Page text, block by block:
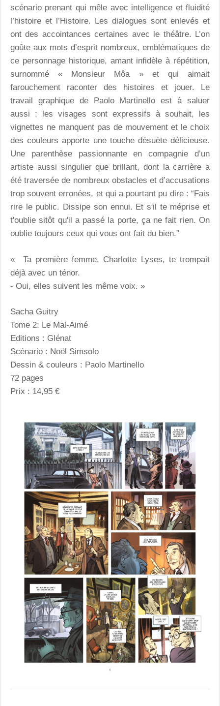
scénario prenant qui mêle avec intelligence et fluidité
l’histoire et l’Histoire. Les dialogues sont enlevés et
ont des accointances certaines avec le théâtre. L’on
goûte aux mots d’esprit nombreux, emblématiques de
ce personnage historique, amant infidèle à répétition,
surnommé « Monsieur Môa » et qui aimait
farouchement raconter des histoires et jouer. Le
travail graphique de Paolo Martinello est à saluer
aussi ; les visages sont expressifs à souhait, les
vignettes ne manquent pas de mouvement et le choix
des couleurs apporte une touche désuète délicieuse.
Une parenthèse passionnante en compagnie d’un
artiste aussi singulier que brillant, dont la carrière a
été traversée de nombreux obstacles et d’accusations
trop souvent erronées, et qui a pourtant pu dire : “Fais
rire le public. Dissipe son ennui. Et s'il te méprise et
t'oublie sitôt qu'il a passé la porte, ça ne fait rien. On
oublie toujours ceux qui vous ont fait du bien.”
« Ta première femme, Charlotte Lyses, te trompait
déjà avec un ténor.
- Oui, elles suivent les même voix. »
Sacha Guitry
Tome 2: Le Mal-Aimé
Editions : Glénat
Scénario : Noël Simsolo
Dessin & couleurs : Paolo Martinello
72 pages
Prix : 14,95 €